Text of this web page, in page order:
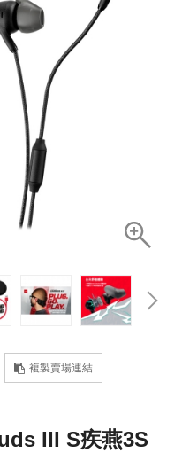
複製賣場連結
III S疾燕3S